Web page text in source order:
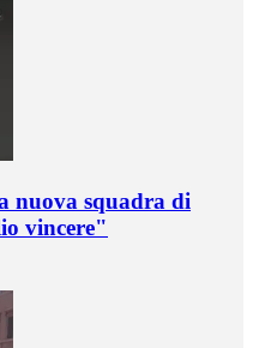
nuova squadra di
vincere"